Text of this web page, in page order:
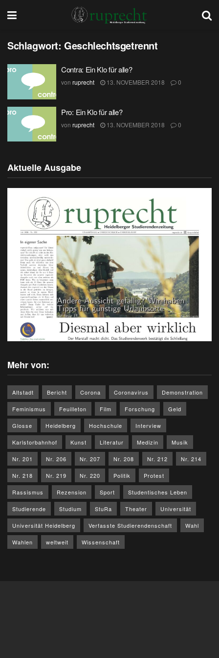
Schlagwort:Geschlechtsgetrennt
Contra: Ein Klo für alle?
von ruprecht 13. NOVEMBER 2018 0
Pro: Ein Klo für alle?
von ruprecht 13. NOVEMBER 2018 0
Aktuelle Ausgabe
Mehr von:
Altstadt Bericht Corona Coronavirus Demonstration
Feminismus Feuilleton Film Forschung Geld
Glosse Heidelberg Hochschule Interview
Karlstorbahnhof Kunst Literatur Medizin Musik
Nr. 201 Nr. 206 Nr. 207 Nr. 208 Nr. 212 Nr. 214
Nr. 218 Nr. 219 Nr. 220 Politik Protest
Rassismus Rezension Sport Studentisches Leben
Studierende Studium StuRa Theater Universität
Universität Heidelberg Verfasste Studierendenschaft Wahl
Wahlen weltweit Wissenschaft